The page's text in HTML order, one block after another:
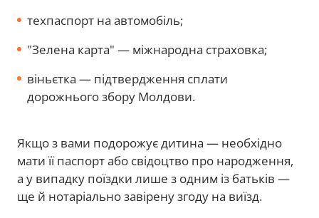
техпаспорт на автомобіль;
"Зелена карта" — міжнародна страховка;
віньєтка — підтвердження сплати
дорожнього збору Молдови.
Якщо з вами подорожує дитина — необхідно
мати її паспорт або свідоцтво про народження,
а у випадку поїздки лише з одним із батьків —
ще й нотаріально завірену згоду на виїзд.